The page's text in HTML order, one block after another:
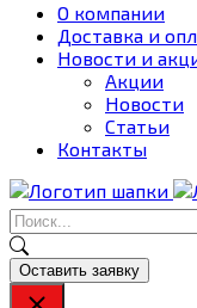
О компании
Доставка и
Новости и
Акции
Новости
Статьи
Контакты
Оставить заявку